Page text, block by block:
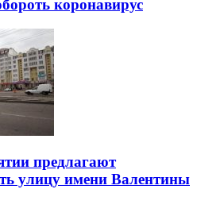
коронавирус
предлагают
улицу имени Валентины